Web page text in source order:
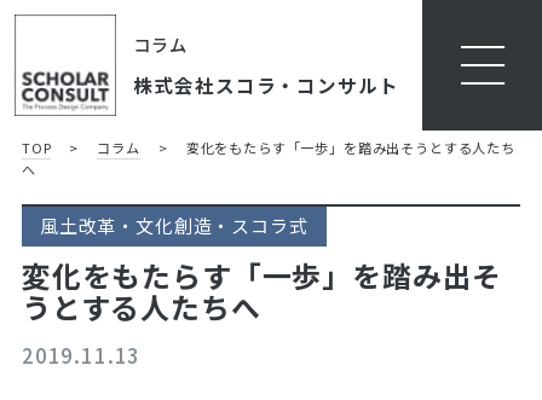
コラム
株式会社スコラ・コンサルト
TOP > コラム >
変化をもたらす「一歩」を踏み出そうとする人たち
へ
風土改革・文化創造・スコラ式
変化をもたらす「一歩」を踏み出そ
うとする人たちへ
2019.11.13